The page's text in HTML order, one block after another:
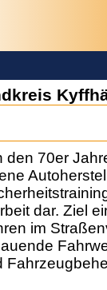
70er
dar. Ziel
im